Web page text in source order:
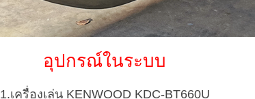
อุปกรณ์ในระบบ
1.เครื่องเล่น KENWOOD KDC-BT660U